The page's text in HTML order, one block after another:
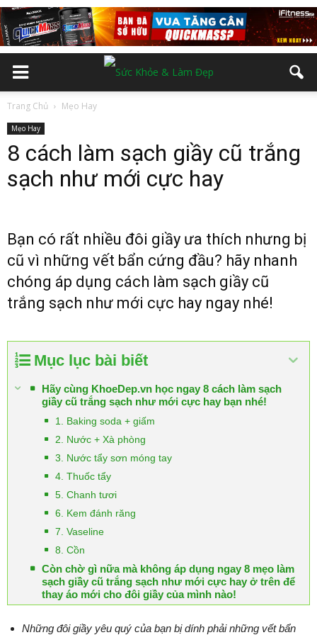
Trang Chủ Mẹo Hay
Mẹo Hay
8 cách làm sạch giầy cũ trắng
sạch như mới cực hay
Bạn có rất nhiều đôi giầy ưa thích nhưng bị
cũ vì những vết bẩn cứng đầu? hãy nhanh
chóng áp dụng cách làm sạch giầy cũ
trắng sạch như mới cực hay ngay nhé!
Mục lục bài biết
Hãy cùng KhoeDep.vn học ngay 8 cách làm sạch
giầy cũ trắng sạch như mới cực hay bạn nhé!
1. Baking soda + giấm
2. Nước + Xà phòng
3. Nước tẩy sơn móng tay
4. Thuốc tẩy
5. Chanh tươi
6. Kem đánh răng
7. Vaseline
8. Cồn
Còn chờ gì nữa mà không áp dụng ngay 8 mẹo làm
sạch giầy cũ trắng sạch như mới cực hay ở trên để
thay áo mới cho đôi giầy của mình nào!
Những đôi giầy yêu quý của bạn bị dính phải những vết bẩn